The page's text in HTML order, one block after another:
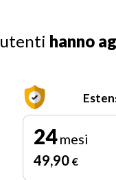
utenti hanno
24mesi
49,90 €